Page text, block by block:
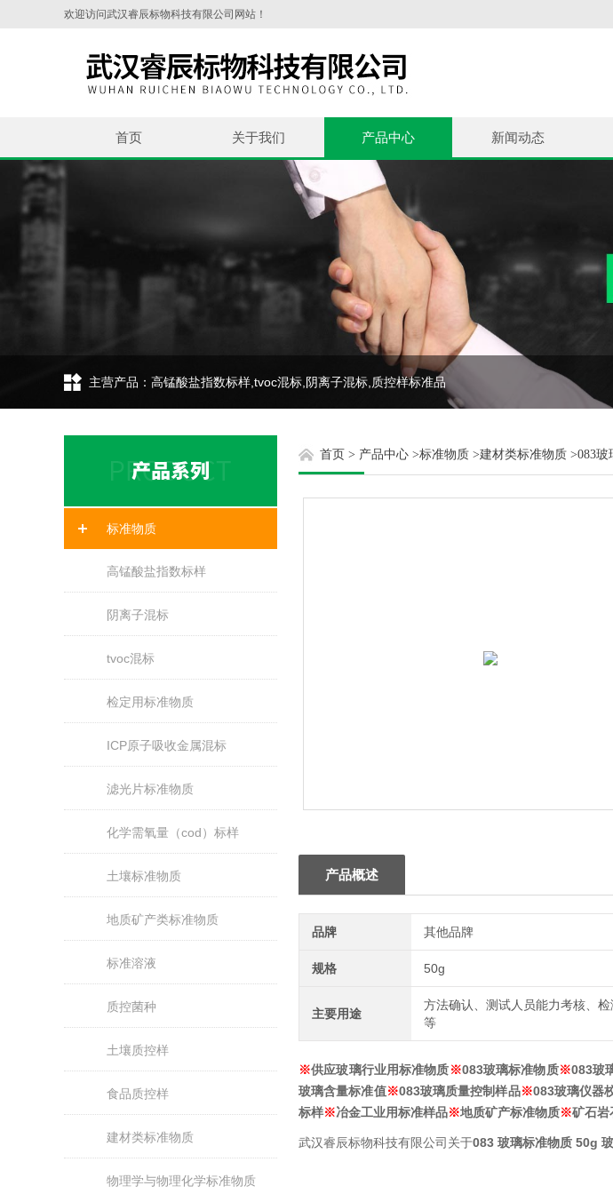
欢迎访问武汉睿辰标物科技有限公司网站！
首页 关于我们 产品中心 新闻动态
主营产品：高锰酸盐指数标样,tvoc混标,阴离子混标,质控样标准品
标准物质
高锰酸盐指数标样
阴离子混标
tvoc混标
检定用标准物质
ICP原子吸收金属混标
滤光片标准物质
化学需氧量（cod）标样
土壤标准物质
地质矿产类标准物质
标准溶液
质控菌种
土壤质控样
食品质控样
建材类标准物质
物理学与物理化学标准物质
首页 > 产品中心 >标准物质 >建材类标准物质 >083玻
产品概述
品牌 其他品牌
规格 50g
主要用途
方法确认、测试人员能力考核、检
等
※供应玻璃行业用标准物质※083玻璃标准物质※083玻
玻璃含量标准值※083玻璃质量控制样品※083玻璃仪器
标样※冶金工业用标准样品※地质矿产标准物质※矿石岩
武汉睿辰标物科技有限公司关于083 玻璃标准物质 50g